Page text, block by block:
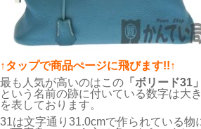
↑タップで商品ぺージに飛びます!!↑
最も人気が高いのはこの 「ボリード31」
という名前の跡に付いている数字は大
を表しております。
31は文字通り31.0cmで作られている物